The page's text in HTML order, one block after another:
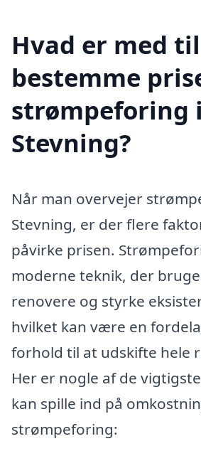
Hvad er med
bestemme
strømpeforing i
Stevning?
Når man overvejer
Stevning, er der flere
påvirke prisen.
moderne teknik, der
renovere og styrke
hvilket kan være en
forhold til at udskifte hele
Her er nogle af de
kan spille ind på
strømpeforing: